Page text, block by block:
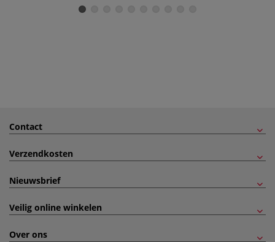
Contact
Verzendkosten
Nieuwsbrief
Veilig online winkelen
Over ons